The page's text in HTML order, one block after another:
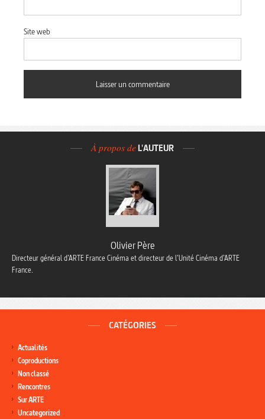
Site web
À propos de L'AUTEUR
Olivier Père
Directeur général d’ARTE France Cinéma et directeur de l’Unité Cinéma d’ARTE
France.
CATÉGORIES
Actualités
Coproductions
Non classé
Rencontres
Sur ARTE
Uncategorized